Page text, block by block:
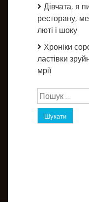
Дівчата, я
ресторану,
люті і шоку
Хроніки
ластівки
мрії
Пошук: